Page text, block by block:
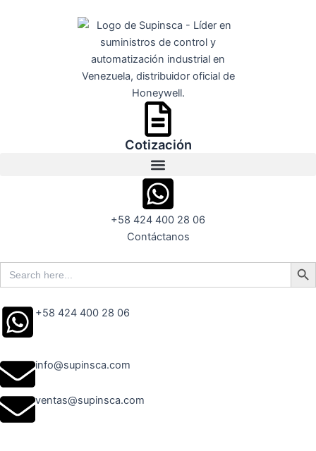
Cotización
+58 424 400 28 06
Contáctanos
Search
for:
Search
+58 424 400 28 06
info@supinsca.com
ventas@supinsca.com